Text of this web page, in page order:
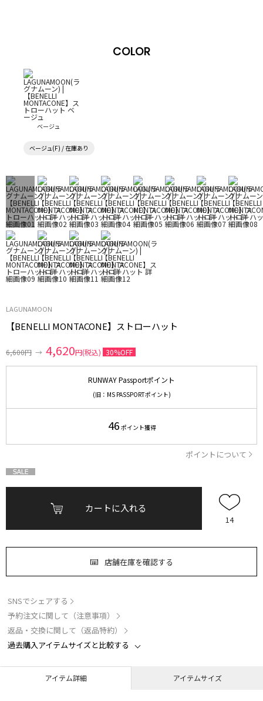
COLOR
ベージュ
ベージュ(F) / 在庫あり
LAGUNAMOON
【BENELLI MONTACONE】ストローハット
6,600円 → 4,620円(税込) 30%OFF
RUNWAY Passportポイント
(旧：MS PASSPORTポイント)
46 ポイント獲得
ポイントについて
カートに入れる
14
店舗在庫を確認する
SNSでシェアする
予約注文に関して（注意事項）
返品・交換に関して（返品特約）
過去購入アイテムサイズと比較する
アイテム詳細 アイテムサイズ